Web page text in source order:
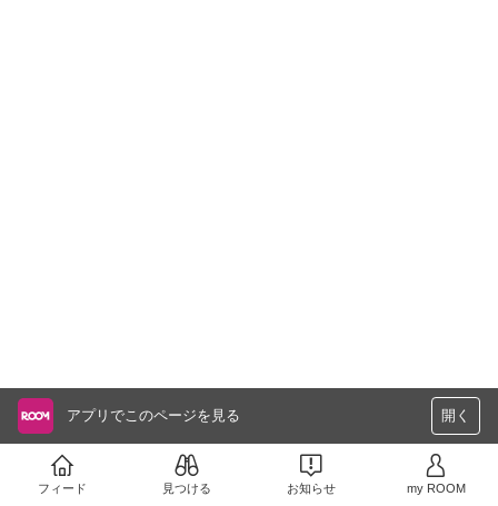
アプリでこのページを見る 開く
フィード 見つける お知らせ my ROOM